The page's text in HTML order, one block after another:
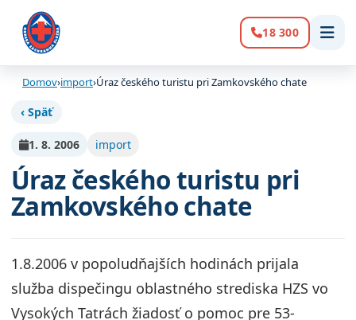
Volanie:
18 300
Domov›import›Úraz českého turistu pri Zamkovského chate
‹ Späť
1. 8. 2006 import
Úraz českého turistu pri
Zamkovského chate
1.8.2006 v popoludňajších hodinách prijala
služba dispečingu oblastného strediska HZS vo
Vysokých Tatrách žiadosť o pomoc pre 53-